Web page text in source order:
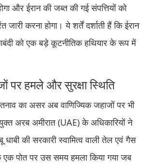
और ईरान की जब्त की गई संपत्तियों को
जारी करना होगा। ये शर्तें दर्शाती हैं कि ईरान
को एक बड़े कूटनीतिक हथियार के रूप में
पर हमले और सुरक्षा स्थिति
का असर अब वाणिज्यिक जहाजों पर भी
अरब अमीरात (UAE) के अधिकारियों ने
धाबी की सरकारी स्वामित्व वाली तेल एवं गैस
पोत पर उस समय हमला किया गया जब